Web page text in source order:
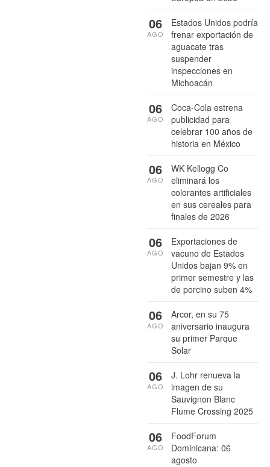
Estados Unidos podría
frenar exportación de
aguacate tras
suspender
inspecciones en
Michoacán
06
AGO
Coca-Cola estrena
publicidad para
celebrar 100 años de
historia en México
06
AGO
WK Kellogg Co
eliminará los
colorantes artificiales
en sus cereales para
finales de 2026
06
AGO
Exportaciones de
vacuno de Estados
Unidos bajan 9% en
primer semestre y las
de porcino suben 4%
06
AGO
Arcor, en su 75
aniversario inaugura
su primer Parque
Solar
06
AGO
J. Lohr renueva la
imagen de su
Sauvignon Blanc
Flume Crossing 2025
06
AGO
FoodForum
Dominicana: 06
agosto
06
AGO